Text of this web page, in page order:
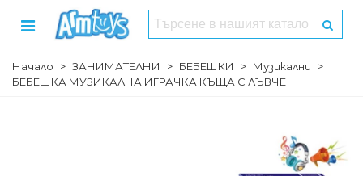
Начало > ЗАНИМАТЕЛНИ > БЕБЕШКИ > Музикални
>
БЕБЕШКА МУЗИКАЛНА ИГРАЧКА КЪЩА С ЛЪВЧЕ